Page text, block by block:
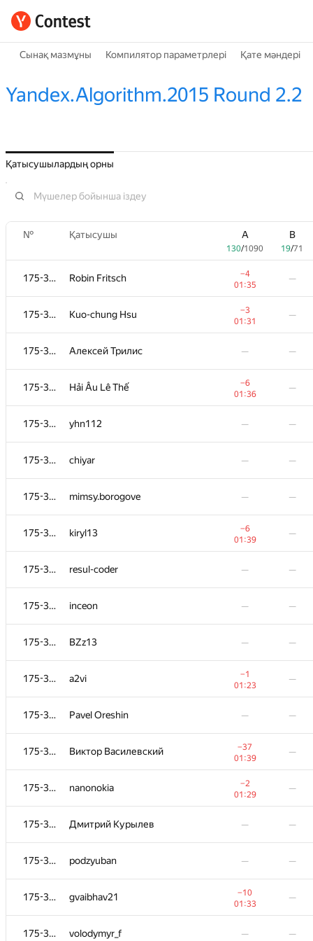
Сынақ мазмұны Компилятор параметрлері Қате мәндері
Yandex.Algorithm.2015 Round 2.2
Қатысушылардың орны
№ Қатысушы A
130/1090
B
19/71
175-364 Robin Fritsch
−4
01:35
—
175-364 Kuo-chung Hsu
−3
01:31
—
175-364 Алексей Трилис — —
175-364 Hải Âu Lê Thế
−6
01:36
—
175-364 yhn112 — —
175-364 chiyar — —
175-364 mimsy.borogove — —
175-364 kiryl13
−6
01:39
—
175-364 resul-coder — —
175-364 inceon — —
175-364 BZz13 — —
175-364 a2vi
−1
01:23
—
175-364 Pavel Oreshin — —
175-364 Виктор Василевский
−37
01:39
—
175-364 nanonokia
−2
01:29
—
175-364 Дмитрий Курылев — —
175-364 podzyuban — —
175-364 gvaibhav21
−10
01:33
—
175-364 volodymyr_f — —
/1090 19/71
Robin Fritsch
−4
01:35
Kuo-chung Hsu
01:31